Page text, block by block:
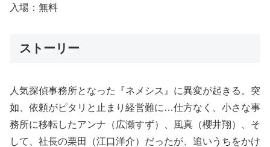
入場：無料
ストーリー
人気探偵事務所となった『ネメシス』に異変が起きる。突
如、依頼がピタリと止まり経営難に…仕方なく、小さな事
務所に移転したアンナ（広瀬すず）、風真（櫻井翔）、そ
して、社長の栗田（江口洋介）だったが、追いうちをかけ